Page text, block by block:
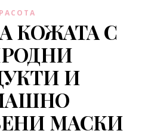
КОЖАТА С
И
МАСКИ